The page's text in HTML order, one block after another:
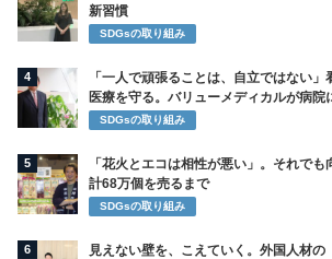
新習慣
SDGsの取り組み
4
「一人で頑張ることは、自立ではない」
医療を守る。バリューメディカルが病院
SDGsの取り組み
5
「花火とエコは相性が悪い」。それで
計68万個を売るまで
SDGsの取り組み
6
見えない壁を、こえていく。外国人材の